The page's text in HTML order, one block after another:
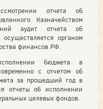
отчета об
Казначейством
аудит отчета об
органом
финансов РФ.
бюджета в
с отчетом об
за прошедший год в
отчеты об исполнении
целевых фондов.